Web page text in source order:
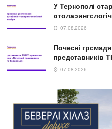
У Тернополі
07.08.2026
Почесні
представників
07.08.2026